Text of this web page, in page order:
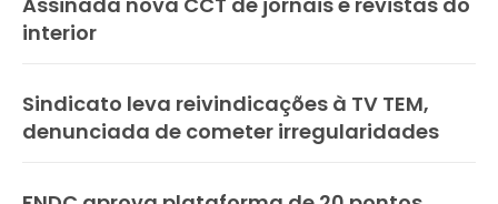
interior
Sindicato leva reivindicações à TV TEM,
denunciada de cometer irregularidades